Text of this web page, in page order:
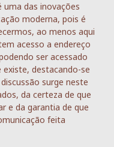
das inovações
moderna, pois é
ao menos aqui
acesso a endereço
ser acessado
existe, destacando-se
surge neste
da certeza de que
e da garantia de que
feita